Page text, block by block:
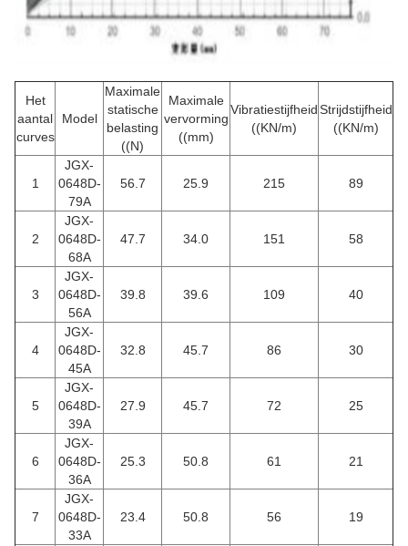
Het
aantal
curves
Model
Maximale
statische
belasting
((N)
Maximale
vervorming
((mm)
Vibratiestijfheid
((KN/m)
Strijdstijfheid
((KN/m)
1
JGX-
0648D-
79A
56.7 25.9 215 89
2
JGX-
0648D-
68A
47.7 34.0 151 58
3
JGX-
0648D-
56A
39.8 39.6 109 40
4
JGX-
0648D-
45A
32.8 45.7 86 30
5
JGX-
0648D-
39A
27.9 45.7 72 25
6
JGX-
0648D-
36A
25.3 50.8 61 21
7
JGX-
0648D-
33A
23.4 50.8 56 19